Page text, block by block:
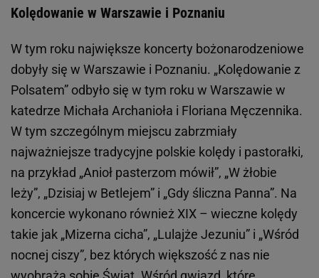
Kolędowanie w Warszawie i Poznaniu
W tym roku największe koncerty bożonarodzeniowe
dobyły się w Warszawie i Poznaniu. „Kolędowanie z
Polsatem” odbyło się w tym roku w Warszawie w
katedrze Michała Archanioła i Floriana Męczennika.
W tym szczególnym miejscu zabrzmiały
najważniejsze tradycyjne polskie kolędy i pastorałki,
na przykład „Anioł pasterzom mówił”, „W żłobie
leży”, „Dzisiaj w Betlejem” i „Gdy śliczna Panna”. Na
koncercie wykonano również XIX – wieczne kolędy
takie jak „Mizerna cicha”, „Lulajże Jezuniu” i „Wśród
nocnej ciszy”, bez których większość z nas nie